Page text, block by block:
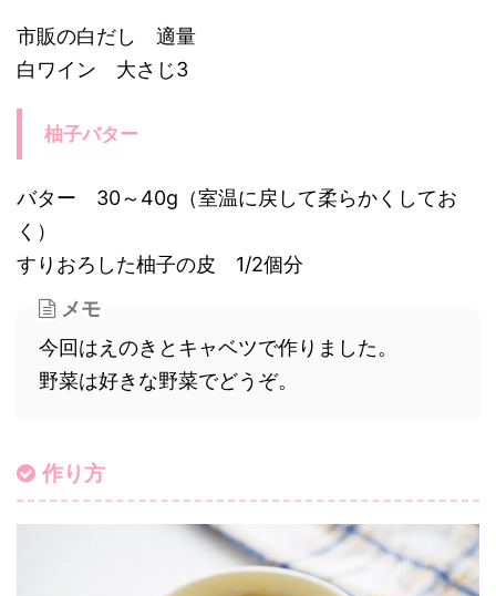
市販の白だし 適量
白ワイン 大さじ3
柚子バター
バター 30～40g（室温に戻して柔らかくしてお
く）
すりおろした柚子の皮 1/2個分
メモ
今回はえのきとキャベツで作りました。
野菜は好きな野菜でどうぞ。
作り方